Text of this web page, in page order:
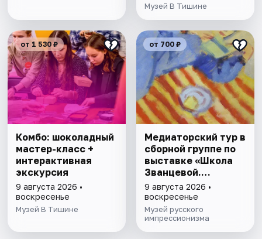
Музей В Тишине
от 1 530 ₽
Комбо: шоколадный
мастер-класс +
интерактивная
экскурсия
9 августа 2026 •
воскресенье
Музей В Тишине
от 700 ₽
Медиаторский тур в
сборной группе по
выставке «Школа
Званцевой.
Лаборатория
модернизма»
9 августа 2026 •
воскресенье
Музей русского
импрессионизма